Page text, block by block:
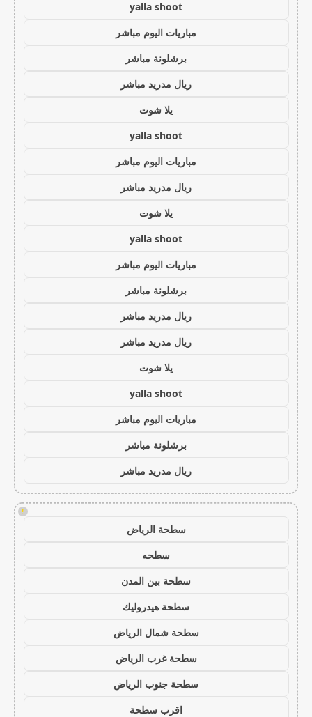
yalla shoot
مباريات اليوم مباشر
برشلونة مباشر
ريال مدريد مباشر
يلا شوت
yalla shoot
مباريات اليوم مباشر
ريال مدريد مباشر
يلا شوت
yalla shoot
مباريات اليوم مباشر
برشلونة مباشر
ريال مدريد مباشر
ريال مدريد مباشر
يلا شوت
yalla shoot
مباريات اليوم مباشر
برشلونة مباشر
ريال مدريد مباشر
!
سطحة الرياض
سطحه
سطحة بين المدن
سطحة هيدروليك
سطحة شمال الرياض
سطحة غرب الرياض
سطحة جنوب الرياض
اقرب سطحة